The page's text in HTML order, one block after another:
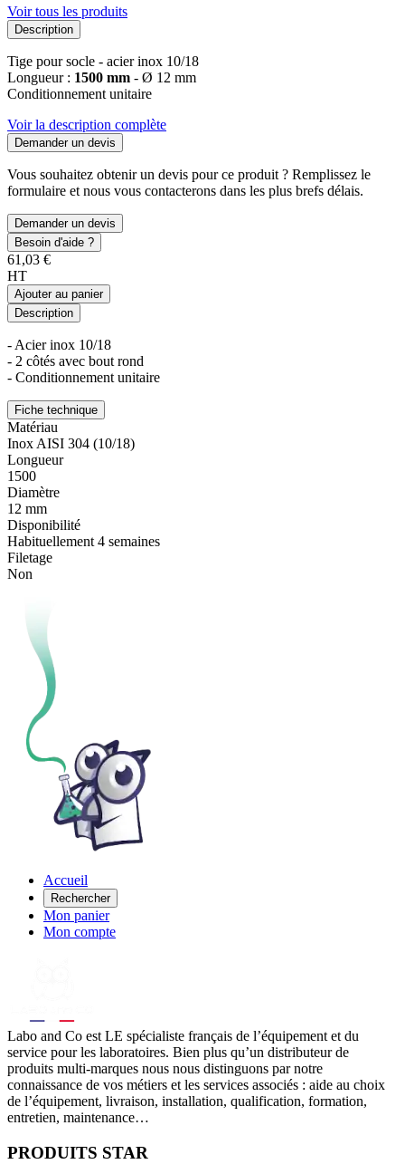
Voir tous les produits
Description
Tige pour socle - acier inox 10/18
Longueur : 1500 mm - Ø 12 mm
Conditionnement unitaire
Voir la description complète
Demander un devis
Vous souhaitez obtenir un devis pour ce produit ? Remplissez le
formulaire et nous vous contacterons dans les plus brefs délais.
Demander un devis
Besoin d'aide ?
61,03 €
HT
Ajouter au panier
Description
- Acier inox 10/18
- 2 côtés avec bout rond
- Conditionnement unitaire
Fiche technique
Matériau
Inox AISI 304 (10/18)
Longueur
1500
Diamètre
12 mm
Disponibilité
Habituellement 4 semaines
Filetage
Non
Accueil
Rechercher
Mon panier
Mon compte
Labo and Co est LE spécialiste français de l’équipement et du
service pour les laboratoires. Bien plus qu’un distributeur de
produits multi-marques nous nous distinguons par notre
connaissance de vos métiers et les services associés : aide au choix
de l’équipement, livraison, installation, qualification, formation,
entretien, maintenance…
PRODUITS STAR